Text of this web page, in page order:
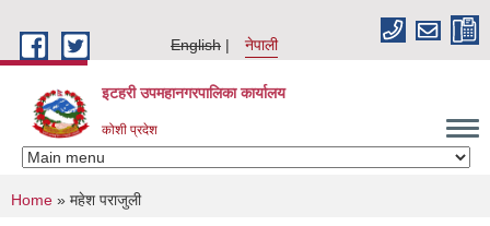
English
नेपाली
इटहरी उपमहानगरपालिका कार्यालय
कोशी प्रदेश
You are here
Home » महेश पराजुली